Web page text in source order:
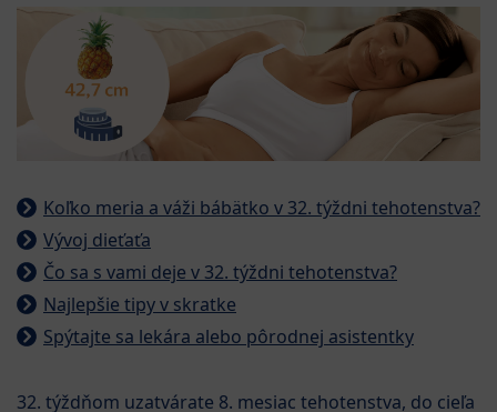
Koľko meria a váži bábätko v 32. týždni tehotenstva?
Vývoj dieťaťa
Čo sa s vami deje v 32. týždni tehotenstva?
Najlepšie tipy v skratke
Spýtajte sa lekára alebo pôrodnej asistentky
32. týždňom uzatvárate 8. mesiac tehotenstva, do cieľa